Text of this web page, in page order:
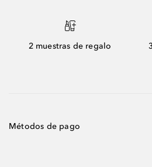
2 muestras de regalo
Métodos de pago